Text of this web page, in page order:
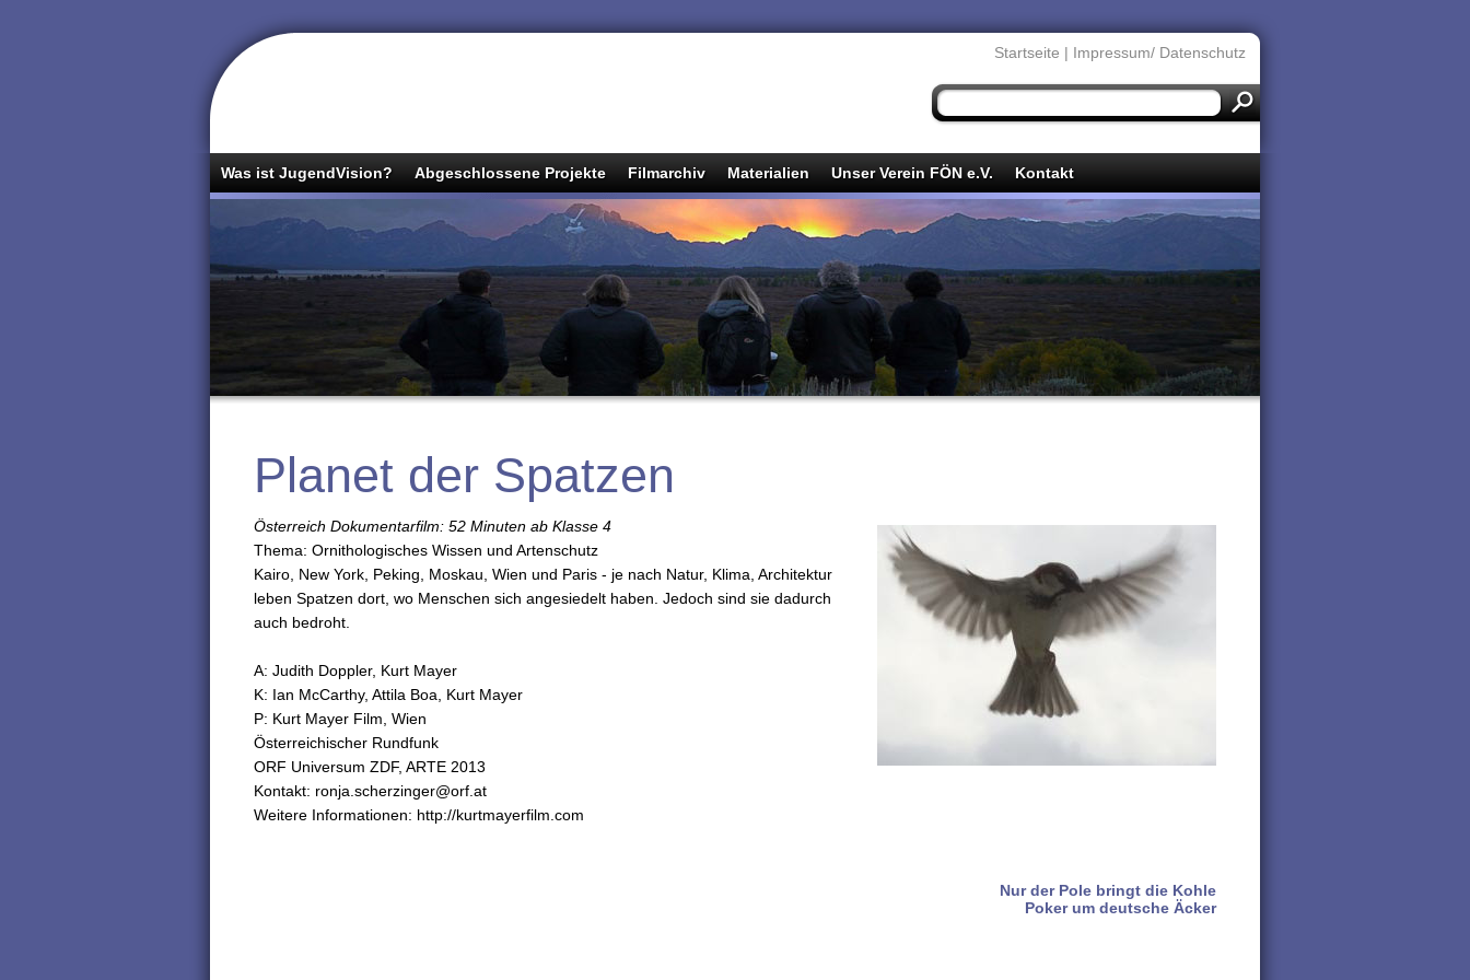
Startseite | Impressum/ Datenschutz
Was ist JugendVision? Abgeschlossene Projekte Filmarchiv Materialien Unser Verein FÖN e.V. Kontakt
Planet der Spatzen
Österreich Dokumentarfilm: 52 Minuten ab Klasse 4
Thema: Ornithologisches Wissen und Artenschutz
Kairo, New York, Peking, Moskau, Wien und Paris - je nach Natur, Klima, Architektur
leben Spatzen dort, wo Menschen sich angesiedelt haben. Jedoch sind sie dadurch
auch bedroht.
A: Judith Doppler, Kurt Mayer
K: Ian McCarthy, Attila Boa, Kurt Mayer
P: Kurt Mayer Film, Wien
Österreichischer Rundfunk
ORF Universum ZDF, ARTE 2013
Kontakt: ronja.scherzinger@orf.at
Weitere Informationen: http://kurtmayerfilm.com
Nur der Pole bringt die Kohle
Poker um deutsche Äcker